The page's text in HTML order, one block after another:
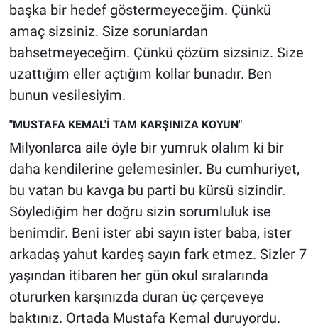
başka bir hedef göstermeyeceğim. Çünkü
amaç sizsiniz. Size sorunlardan
bahsetmeyeceğim. Çünkü çözüm sizsiniz. Size
uzattığım eller açtığım kollar bunadır. Ben
bunun vesilesiyim.
"MUSTAFA KEMAL'İ TAM KARŞINIZA KOYUN"
Milyonlarca aile öyle bir yumruk olalım ki bir
daha kendilerine gelemesinler. Bu cumhuriyet,
bu vatan bu kavga bu parti bu kürsü sizindir.
Söylediğim her doğru sizin sorumluluk ise
benimdir. Beni ister abi sayın ister baba, ister
arkadaş yahut kardeş sayın fark etmez. Sizler 7
yaşından itibaren her gün okul sıralarında
otururken karşınızda duran üç çerçeveye
baktınız. Ortada Mustafa Kemal duruyordu.